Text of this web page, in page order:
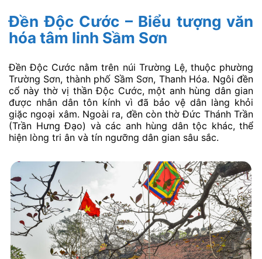
Đền Độc Cước – Biểu tượng văn
hóa tâm linh Sầm Sơn
Đền Độc Cước nằm trên núi Trường Lệ, thuộc phường
Trường Sơn, thành phố Sầm Sơn, Thanh Hóa. Ngôi đền
cổ này thờ vị thần Độc Cước, một anh hùng dân gian
được nhân dân tôn kính vì đã bảo vệ dân làng khỏi
giặc ngoại xâm. Ngoài ra, đền còn thờ Đức Thánh Trần
(Trần Hưng Đạo) và các anh hùng dân tộc khác, thể
hiện lòng tri ân và tín ngưỡng dân gian sâu sắc.